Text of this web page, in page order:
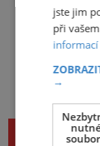
jste jim
při
informací
→